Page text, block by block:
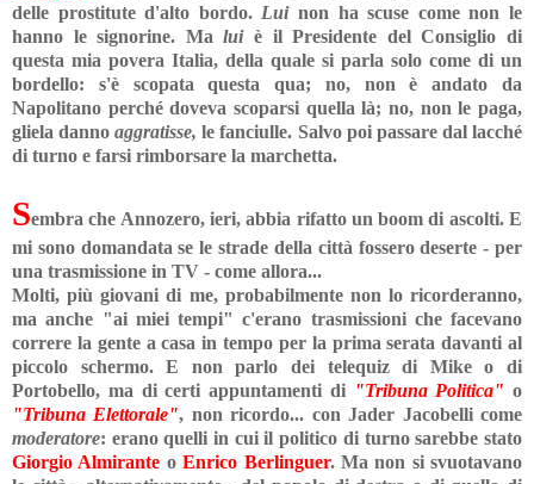
delle prostitute d'alto bordo. Luinon ha scuse come non le
hanno le signorine. Maluiè il Presidente del Consiglio di
questa mia povera Italia, della quale si parla solo come di un
bordello: s'è scopata questa qua; no, non è andato da
Napolitano perché doveva scoparsi quella là; no, non le paga,
gliela dannoaggratisse,le fanciulle. Salvo poi passare dal lacché
di turno e farsi rimborsare la marchetta.
Sembra che Annozero, ieri, abbia rifatto un boom di ascolti. E
mi sono domandata se le strade della città fossero deserte - per
una trasmissione in TV - come allora...
Molti, più giovani di me, probabilmente non lo ricorderanno,
ma anche "ai miei tempi" c'erano trasmissioni che facevano
correre la gente a casa in tempo per la prima serata davanti al
piccolo schermo. E non parlo dei telequiz di Mike o di
Portobello, ma di certi appuntamenti di "Tribuna Politica" o
"Tribuna Elettorale", non ricordo... con Jader Jacobelli come
moderatore: erano quelli in cui il politico di turno sarebbe stato
Giorgio Almirante oEnrico Berlinguer. Ma non si svuotavano